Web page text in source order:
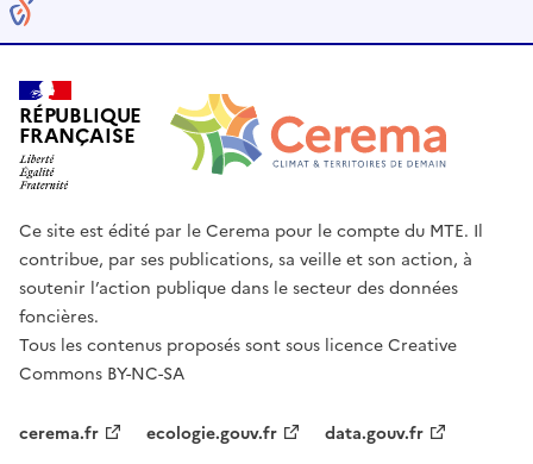
RÉPUBLIQUE
FRANÇAISE
Ce site est édité par le Cerema pour le compte du MTE. Il
contribue, par ses publications, sa veille et son action, à
soutenir l’action publique dans le secteur des données
foncières.
Tous les contenus proposés sont sous licence Creative
Commons BY-NC-SA
cerema.fr ecologie.gouv.fr data.gouv.fr